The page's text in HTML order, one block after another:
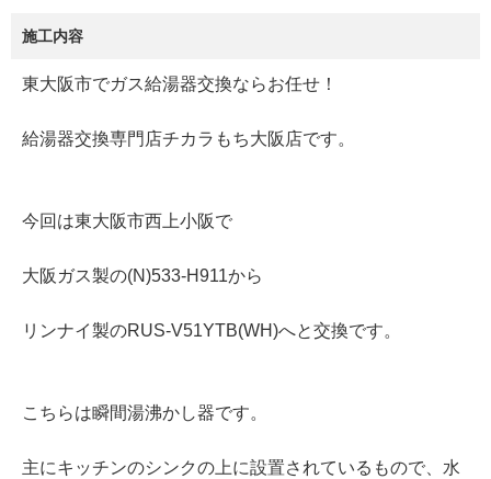
施工内容
東大阪市でガス給湯器交換ならお任せ！
給湯器交換専門店チカラもち大阪店です。
今回は東大阪市西上小阪で
大阪ガス製の(N)533-H911から
リンナイ製のRUS-V51YTB(WH)へと交換です。
こちらは瞬間湯沸かし器です。
主にキッチンのシンクの上に設置されているもので、水